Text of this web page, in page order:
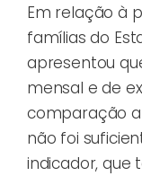
Em relação à
famílias do
apresentou
mensal e de
comparação
não foi
indicador, que